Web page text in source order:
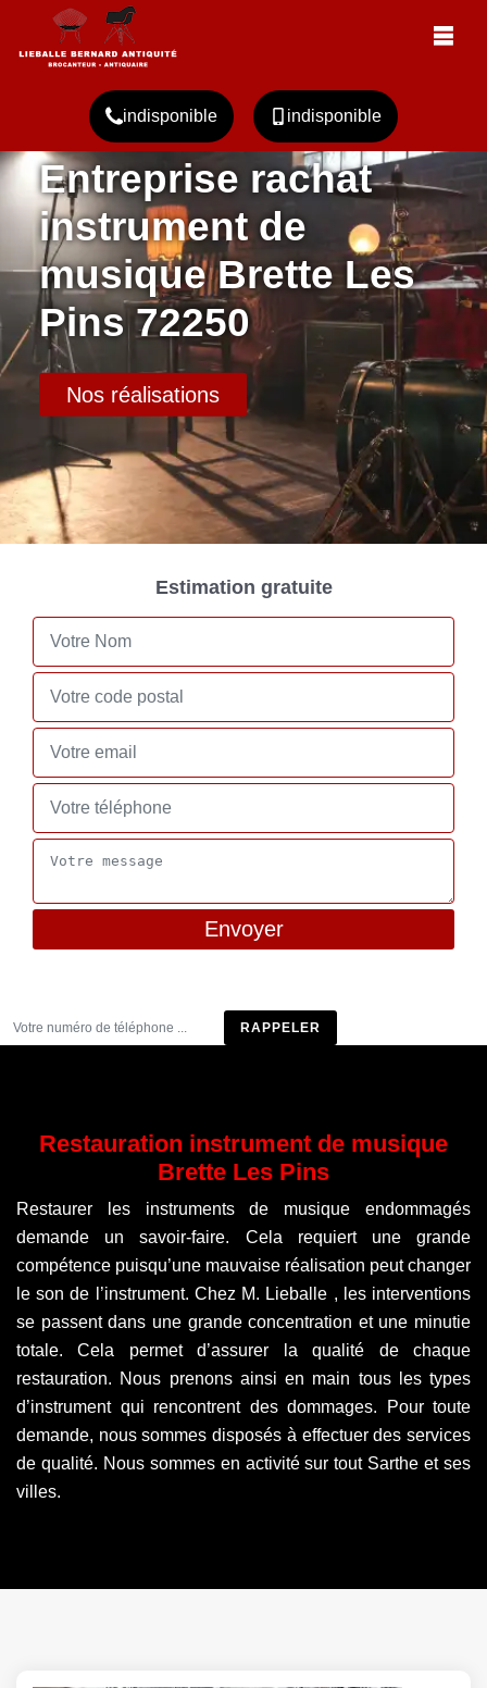
indisponible indisponible
Entreprise rachat
instrument de
musique Brette Les
Pins 72250
Nos réalisations
Estimation gratuite
Restauration instrument de musique
Brette Les Pins
Restaurer les instruments de musique endommagés
demande un savoir-faire. Cela requiert une grande
compétence puisqu’une mauvaise réalisation peut changer
le son de l’instrument. Chez M. Lieballe , les interventions
se passent dans une grande concentration et une minutie
totale. Cela permet d’assurer la qualité de chaque
restauration. Nous prenons ainsi en main tous les types
d’instrument qui rencontrent des dommages. Pour toute
demande, nous sommes disposés à effectuer des services
de qualité. Nous sommes en activité sur tout Sarthe et ses
villes.